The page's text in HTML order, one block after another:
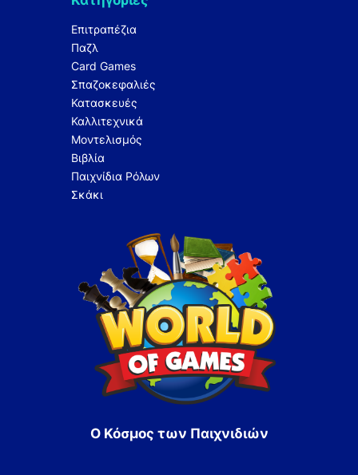
Επιτραπέζια
Παζλ
Card Games
Σπαζοκεφαλιές
Κατασκευές
Καλλιτεχνικά
Μοντελισμός
Βιβλία
Παιχνίδια Ρόλων
Σκάκι
Ο Κόσμος των Παιχνιδιών